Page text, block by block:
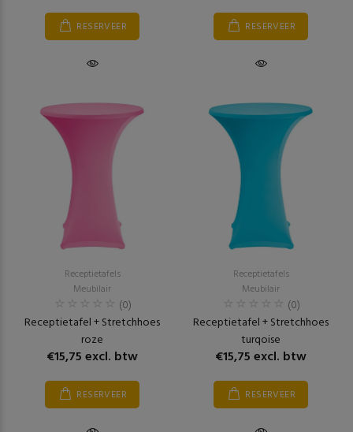
RESERVEER RESERVEER
Receptietafels
Meubilair
(0)
Receptietafel + Stretchhoes
roze
€15,75 excl. btw
RESERVEER
Receptietafels
Meubilair
(0)
Receptietafel + Stretchhoes
turqoise
€15,75 excl. btw
RESERVEER